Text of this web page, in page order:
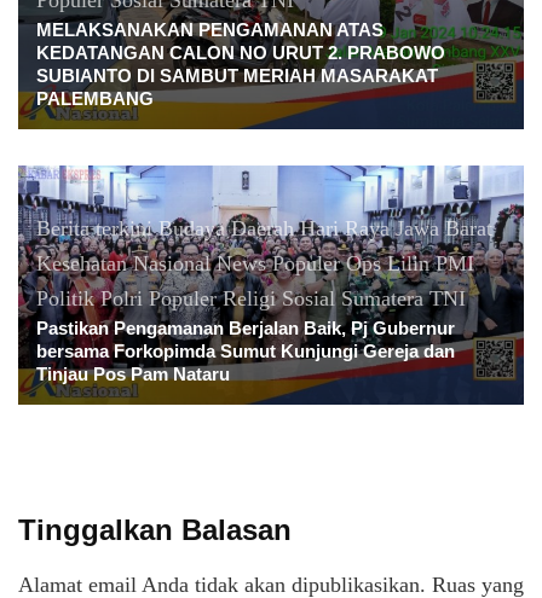
MELAKSANAKAN PENGAMANAN ATAS
KEDATANGAN CALON NO URUT 2. PRABOWO
SUBIANTO DI SAMBUT MERIAH MASARAKAT
PALEMBANG
Berita terkini Budaya Daerah Hari Raya Jawa Barat
Kesehatan Nasional News Populer Ops Lilin PMI
Politik Polri Populer Religi Sosial Sumatera TNI
Pastikan Pengamanan Berjalan Baik, Pj Gubernur
bersama Forkopimda Sumut Kunjungi Gereja dan
Tinjau Pos Pam Nataru
Tinggalkan Balasan
Alamat email Anda tidak akan dipublikasikan. Ruas yang